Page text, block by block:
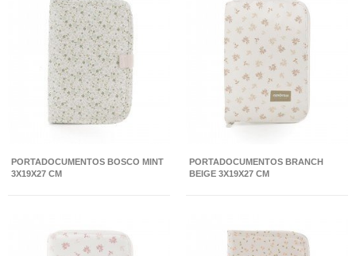
PORTADOCUMENTOS BOSCO MINT
3X19X27 CM
PORTADOCUMENTOS BRANCH
BEIGE 3X19X27 CM